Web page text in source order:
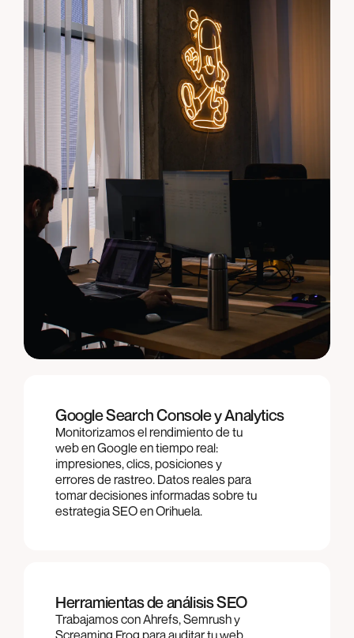
Google Search Console y Analytics
Monitorizamos el rendimiento de tu
web en Google en tiempo real:
impresiones, clics, posiciones y
errores de rastreo. Datos reales para
tomar decisiones informadas sobre tu
estrategia SEO en Orihuela.
Herramientas de análisis SEO
Trabajamos con Ahrefs, Semrush y
Screaming Frog para auditar tu web,